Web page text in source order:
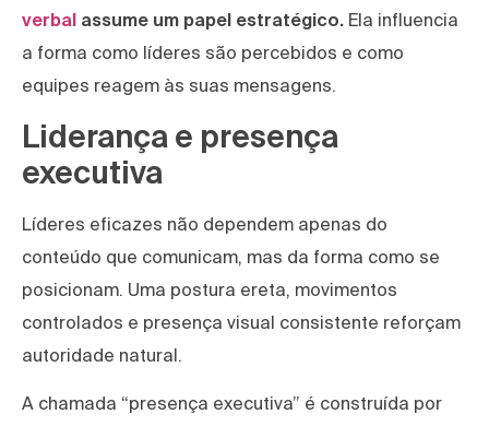
verbal assume um papel estratégico. Ela influencia
a forma como líderes são percebidos e como
equipes reagem às suas mensagens.
Liderança e presença
executiva
Líderes eficazes não dependem apenas do
conteúdo que comunicam, mas da forma como se
posicionam. Uma postura ereta, movimentos
controlados e presença visual consistente reforçam
autoridade natural.
A chamada “presença executiva” é construída por